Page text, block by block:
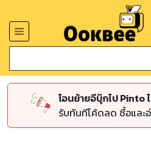
โอนย้ายอีบุ๊กไป Pinto
รับทันทีโค้ดลด ซื้อและ